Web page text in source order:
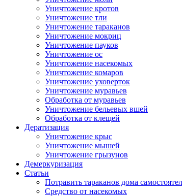
Уничтожение кротов
Уничтожение тли
Уничтожение тараканов
Уничтожение мокриц
Уничтожение пауков
Уничтожение ос
Уничтожение насекомых
Уничтожение комаров
Уничтожение уховерток
Уничтожение муравьев
Обработка от муравьев
Уничтожение бельевых вшей
Обработка от клещей
Дератизация
Уничтожение крыс
Уничтожение мышей
Уничтожение грызунов
Демеркуризация
Статьи
Потравить тараканов дома
Средство от насекомых